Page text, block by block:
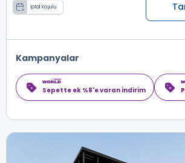
İptal Koşulu
Kampanyalar
Sepette ek %8'e varan indirim